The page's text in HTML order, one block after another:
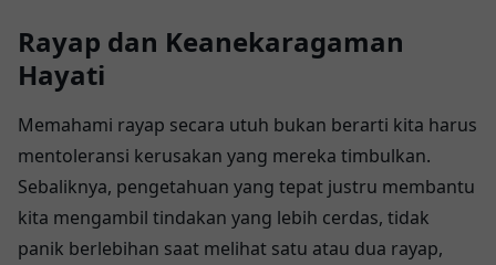
Rayap dan Keanekaragaman
Hayati
Memahami rayap secara utuh bukan berarti kita harus
mentoleransi kerusakan yang mereka timbulkan.
Sebaliknya, pengetahuan yang tepat justru membantu
kita mengambil tindakan yang lebih cerdas, tidak
panik berlebihan saat melihat satu atau dua rayap,